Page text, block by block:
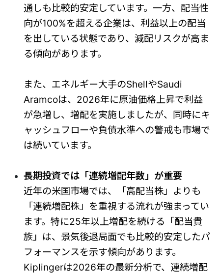
通しも比較的安定しています。一方、配当性
向が100%を超える企業は、利益以上の配当
を出している状態であり、減配リスクが高ま
る傾向があります。
また、エネルギー大手のShellやSaudi
Aramcoは、2026年に原油価格上昇で利益
が急増し、増配を実施しましたが、同時にキ
ャッシュフローや負債水準への警戒も市場で
は続いています。
長期投資では「連続増配年数」が重要
近年の米国市場では、「高配当株」よりも
「連続増配株」を重視する流れが強まってい
ます。特に25年以上増配を続ける「配当貴
族」は、景気後退局面でも比較的安定したパ
フォーマンスを示す傾向があります。
Kiplingerは2026年の最新分析で、連続増配